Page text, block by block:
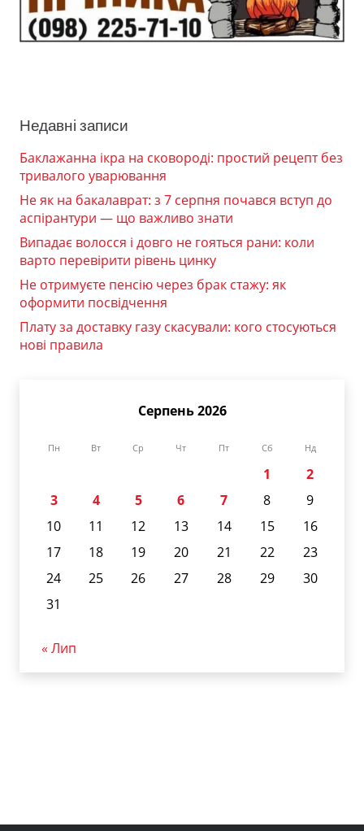
Недавні записи
Баклажанна ікра на сковороді: простий рецепт без
тривалого уварювання
Не як на бакалаврат: з 7 серпня почався вступ до
аспірантури — що важливо знати
Випадає волосся і довго не гояться рани: коли
варто перевірити рівень цинку
Не отримуєте пенсію через брак стажу: як
оформити посвідчення
Плату за доставку газу скасували: кого стосуються
нові правила
Серпень 2026
Пн Вт Ср Чт Пт Сб Нд
1
2
3
4 5 6 7 8
9
10
11 12 13 14 15
16
17
18 19 20 21 22
23
24
25 26 27 28 29
30
31
« Лип